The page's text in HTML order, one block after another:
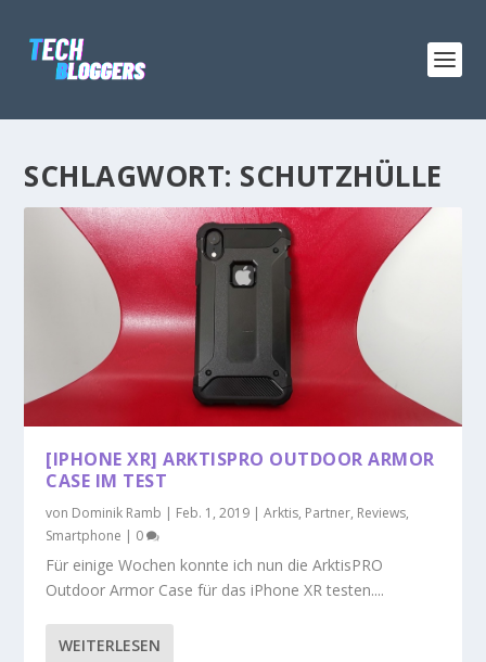
SCHLAGWORT: SCHUTZHÜLLE
[IPHONE XR] ARKTISPRO OUTDOOR ARMOR
CASE IM TEST
von Dominik Ramb | Feb. 1, 2019 |Arktis, Partner, Reviews,
Smartphone | 0
Für einige Wochen konnte ich nun die ArktisPRO
Outdoor Armor Case für das iPhone XR testen....
WEITERLESEN